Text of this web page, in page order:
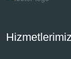
Hizmetlerimiz